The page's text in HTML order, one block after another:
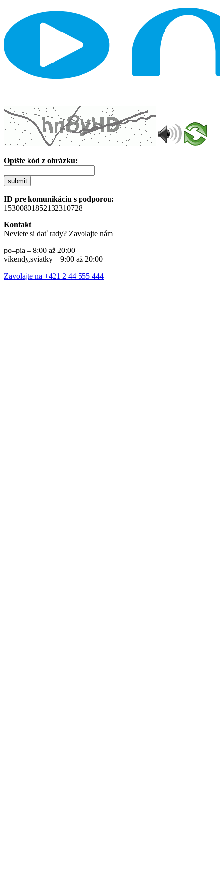
Opíšte kód z obrázku:
submit
ID pre komunikáciu s podporou:
15300801852132310728
Kontakt
Neviete si dať rady? Zavolajte nám
po–pia – 8:00 až 20:00
víkendy,sviatky – 9:00 až 20:00
Zavolajte na +421 2 44 555 444